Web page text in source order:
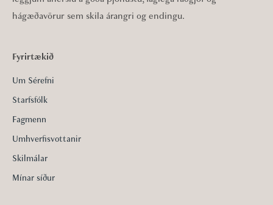
hágæðavörur sem skila árangri og endingu.
Fyrirtækið
Um Sérefni
Starfsfólk
Fagmenn
Umhverfisvottanir
Skilmálar
Mínar síður